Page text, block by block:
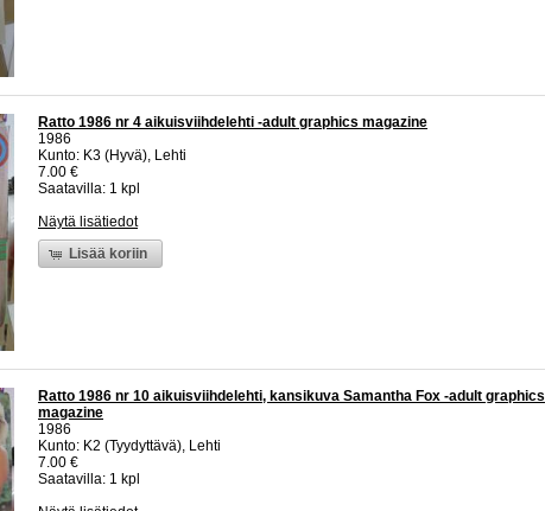
Ratto 1986 nr 4 aikuisviihdelehti -adult graphics magazine
1986
Kunto: K3 (Hyvä), Lehti
7.00 €
Saatavilla: 1 kpl
Näytä lisätiedot
Lisää koriin
Ratto 1986 nr 10 aikuisviihdelehti, kansikuva Samantha Fox -adult graphics
magazine
1986
Kunto: K2 (Tyydyttävä), Lehti
7.00 €
Saatavilla: 1 kpl